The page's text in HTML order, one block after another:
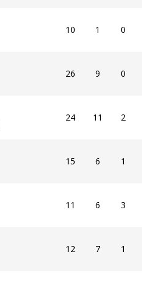
10 1 0
26 9 0
24 11 2
15 6 1
11 6 3
12 7 1